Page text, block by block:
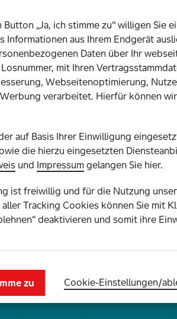
nicht die Möglichkeiten, sich
haben. Einzelfall bedeutet
es begrüßen, wenn zumindest alle
prioritär geimpft würden. Zum
über eine Abfrage bei der
Informationen zu staatlichen
Das beklagen viele
zum Beispiel haben keinen Zugang
Beeinträchtigung. Auch alte
möglich, die im Internet versiert
Das war ein langer
Auch jetzt findet vieles ohne
und wäre in anderen Ländern
„Ja, ich stimme zu“ willigen Sie
Informationen aus Ihrem Endgerät
Daten über Ihr
mit Ihren
Webseitenoptimierung,
verarbeitet. Hierfür können
auf Basis Ihrer Einwilligung
die hierzu eingesetzten
und Impressumgelangen Sie hier.
ist freiwillig und für die Nutzung
Tracking Cookies können Sie mit
deaktivieren und somit ihre
zu Cookie-Einstellungen­/­